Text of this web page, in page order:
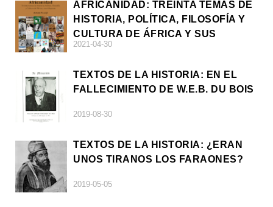
AFRICANIDAD: TREINTA TEMAS DE
HISTORIA, POLÍTICA, FILOSOFÍA Y
CULTURA DE ÁFRICA Y SUS
DIÁSPORAS
2021-04-30
TEXTOS DE LA HISTORIA: EN EL
FALLECIMIENTO DE W.E.B. DU BOIS
2019-08-30
TEXTOS DE LA HISTORIA: ¿ERAN
UNOS TIRANOS LOS FARAONES?
2019-05-05